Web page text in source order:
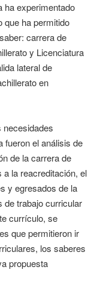
ha experimentado
que ha permitido
carrera de
y Licenciatura
lateral de
en
necesidades
fueron el análisis de
de la carrera de
la reacreditación, el
y egresados de la
de trabajo curricular
currículo, se
que permitieron ir
los saberes
propuesta